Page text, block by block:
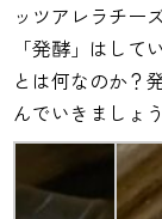
ッツアレラチー
「発酵」はし
とは何なのか？
んでいきましょう